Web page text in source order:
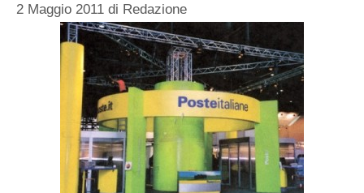
2 Maggio 2011 di Redazione